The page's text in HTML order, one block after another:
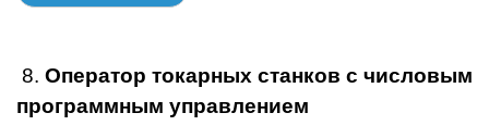
8. Оператор токарных станков с числовым
программным управлением